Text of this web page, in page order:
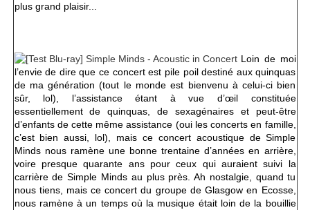
plus grand plaisir...
Loin de moi
l’envie de dire que ce concert est pile poil destiné aux quinquas
de ma génération (tout le monde est bienvenu à celui-ci bien
sûr, lol), l’assistance étant à vue d’œil constituée
essentiellement de quinquas, de sexagénaires et peut-être
d’enfants de cette même assistance (oui les concerts en famille,
c’est bien aussi, lol), mais ce concert acoustique de Simple
Minds nous ramène une bonne trentaine d’années en arrière,
voire presque quarante ans pour ceux qui auraient suivi la
carrière de Simple Minds au plus près. Ah nostalgie, quand tu
nous tiens, mais ce concert du groupe de Glasgow en Ecosse,
nous ramène à un temps où la musique était loin de la bouillie